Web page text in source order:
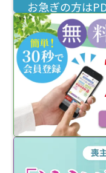
お急ぎの方は